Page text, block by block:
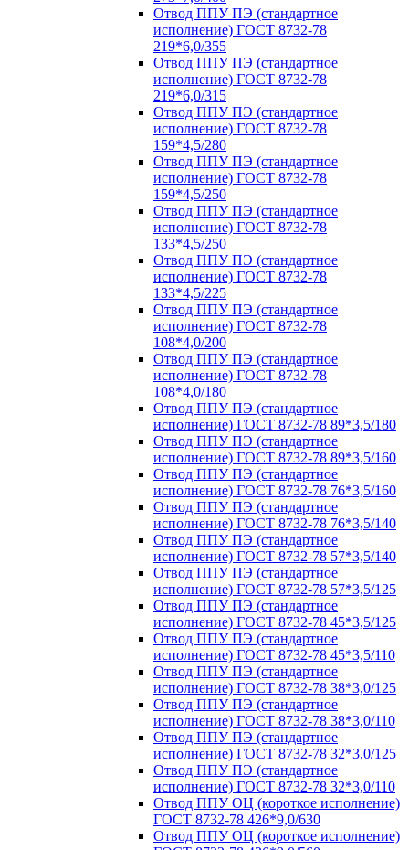
Отвод ППУ ПЭ (стандартное
исполнение) ГОСТ 8732-78
219*6,0/355
Отвод ППУ ПЭ (стандартное
исполнение) ГОСТ 8732-78
219*6,0/315
Отвод ППУ ПЭ (стандартное
исполнение) ГОСТ 8732-78
159*4,5/280
Отвод ППУ ПЭ (стандартное
исполнение) ГОСТ 8732-78
159*4,5/250
Отвод ППУ ПЭ (стандартное
исполнение) ГОСТ 8732-78
133*4,5/250
Отвод ППУ ПЭ (стандартное
исполнение) ГОСТ 8732-78
133*4,5/225
Отвод ППУ ПЭ (стандартное
исполнение) ГОСТ 8732-78
108*4,0/200
Отвод ППУ ПЭ (стандартное
исполнение) ГОСТ 8732-78
108*4,0/180
Отвод ППУ ПЭ (стандартное
исполнение) ГОСТ 8732-78 89*3,5/180
Отвод ППУ ПЭ (стандартное
исполнение) ГОСТ 8732-78 89*3,5/160
Отвод ППУ ПЭ (стандартное
исполнение) ГОСТ 8732-78 76*3,5/160
Отвод ППУ ПЭ (стандартное
исполнение) ГОСТ 8732-78 76*3,5/140
Отвод ППУ ПЭ (стандартное
исполнение) ГОСТ 8732-78 57*3,5/140
Отвод ППУ ПЭ (стандартное
исполнение) ГОСТ 8732-78 57*3,5/125
Отвод ППУ ПЭ (стандартное
исполнение) ГОСТ 8732-78 45*3,5/125
Отвод ППУ ПЭ (стандартное
исполнение) ГОСТ 8732-78 45*3,5/110
Отвод ППУ ПЭ (стандартное
исполнение) ГОСТ 8732-78 38*3,0/125
Отвод ППУ ПЭ (стандартное
исполнение) ГОСТ 8732-78 38*3,0/110
Отвод ППУ ПЭ (стандартное
исполнение) ГОСТ 8732-78 32*3,0/125
Отвод ППУ ПЭ (стандартное
исполнение) ГОСТ 8732-78 32*3,0/110
Отвод ППУ ОЦ (короткое исполнение)
ГОСТ 8732-78 426*9,0/630
Отвод ППУ ОЦ (короткое исполнение)